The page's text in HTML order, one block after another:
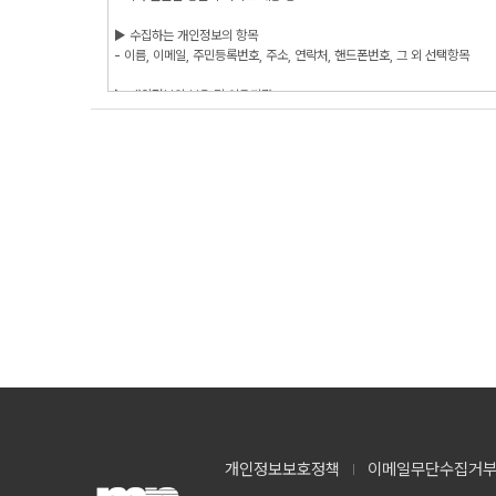
개인정보보호정책 이메일무단수집거부